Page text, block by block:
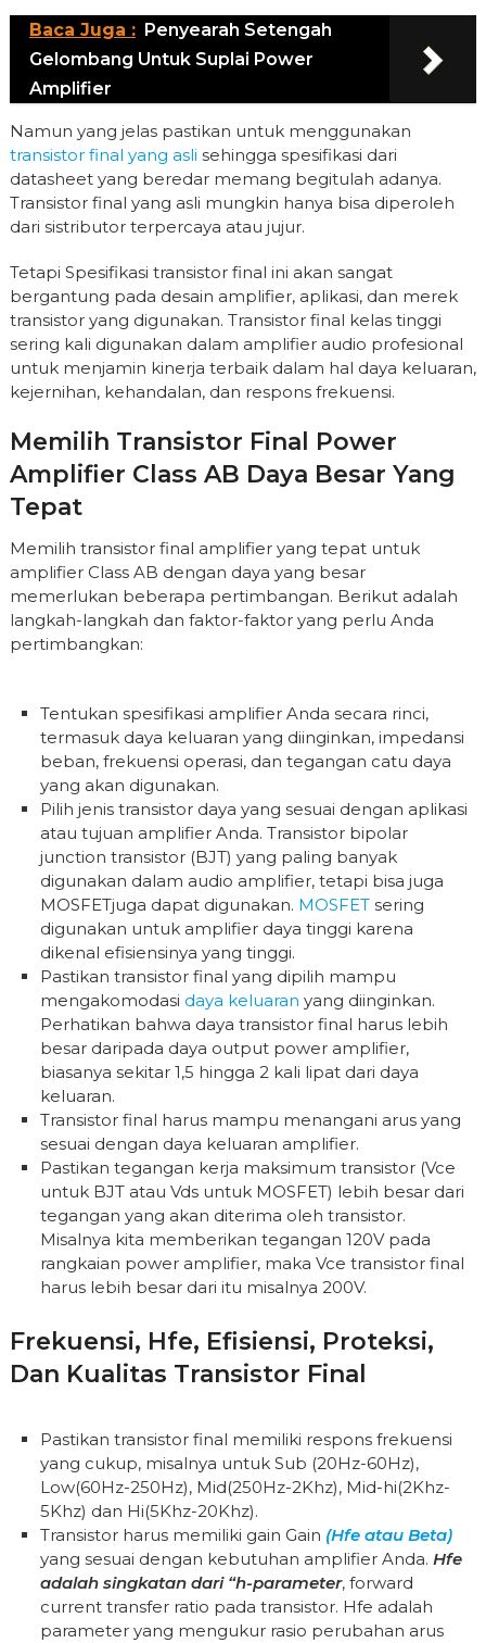
Baca Juga : Penyearah Setengah
Gelombang Untuk Suplai Power
Amplifier
Namun yang jelas pastikan untuk menggunakan
transistor final yang asli sehingga spesifikasi dari
datasheet yang beredar memang begitulah adanya.
Transistor final yang asli mungkin hanya bisa diperoleh
dari sistributor terpercaya atau jujur.
Tetapi Spesifikasi transistor final ini akan sangat
bergantung pada desain amplifier, aplikasi, dan merek
transistor yang digunakan. Transistor final kelas tinggi
sering kali digunakan dalam amplifier audio profesional
untuk menjamin kinerja terbaik dalam hal daya keluaran,
kejernihan, kehandalan, dan respons frekuensi.
Memilih Transistor Final Power
Amplifier Class AB Daya Besar Yang
Tepat
Memilih transistor final amplifier yang tepat untuk
amplifier Class AB dengan daya yang besar
memerlukan beberapa pertimbangan. Berikut adalah
langkah-langkah dan faktor-faktor yang perlu Anda
pertimbangkan:
Tentukan spesifikasi amplifier Anda secara rinci,
termasuk daya keluaran yang diinginkan, impedansi
beban, frekuensi operasi, dan tegangan catu daya
yang akan digunakan.
Pilih jenis transistor daya yang sesuai dengan aplikasi
atau tujuan amplifier Anda. Transistor bipolar
junction transistor (BJT) yang paling banyak
digunakan dalam audio amplifier, tetapi bisa juga
MOSFETjuga dapat digunakan. MOSFET sering
digunakan untuk amplifier daya tinggi karena
dikenal efisiensinya yang tinggi.
Pastikan transistor final yang dipilih mampu
mengakomodasi daya keluaran yang diinginkan.
Perhatikan bahwa daya transistor final harus lebih
besar daripada daya output power amplifier,
biasanya sekitar 1,5 hingga 2 kali lipat dari daya
keluaran.
Transistor final harus mampu menangani arus yang
sesuai dengan daya keluaran amplifier.
Pastikan tegangan kerja maksimum transistor (Vce
untuk BJT atau Vds untuk MOSFET) lebih besar dari
tegangan yang akan diterima oleh transistor.
Misalnya kita memberikan tegangan 120V pada
rangkaian power amplifier, maka Vce transistor final
harus lebih besar dari itu misalnya 200V.
Frekuensi, Hfe, Efisiensi, Proteksi,
Dan Kualitas Transistor Final
Pastikan transistor final memiliki respons frekuensi
yang cukup, misalnya untuk Sub (20Hz-60Hz),
Low(60Hz-250Hz), Mid(250Hz-2Khz), Mid-hi(2Khz-
5Khz) dan Hi(5Khz-20Khz).
Transistor harus memiliki gain Gain (Hfe atau Beta)
yang sesuai dengan kebutuhan amplifier Anda.Hfe
adalah singkatan dari “h-parameter, forward
current transfer ratio pada transistor. Hfe adalah
parameter yang mengukur rasio perubahan arus